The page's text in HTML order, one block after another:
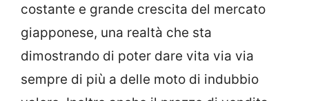
costante e grande crescita del mercato
giapponese, una realtà che sta
dimostrando di poter dare vita via via
sempre di più a delle moto di indubbio